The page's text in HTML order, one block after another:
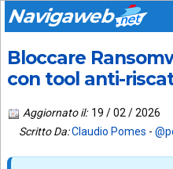
Navigaweb
HOME
SIAMO
SUPPORTO
SEGUICI
SU:
APP
ANDROID
EMAIL
Bloccare
con tool anti-
Aggiornato il: 19 / 02 / 2026
Scritto Da:Claudio Pomes -